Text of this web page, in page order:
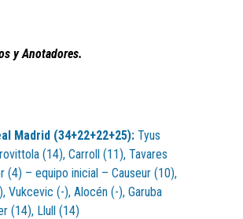
y Anotadores.
Madrid (34+22+22+25):Tyus
(14), Carroll (11), Tavares
(4) – equipo inicial – Causeur (10),
Vukcevic (-), Alocén (-), Garuba
(14), Llull (14)